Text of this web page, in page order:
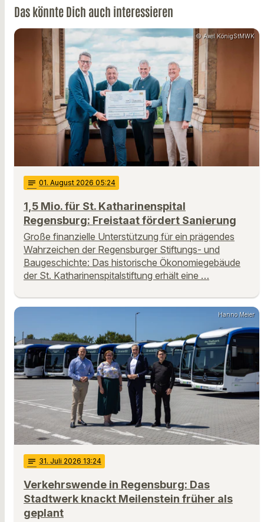
Das könnte Dich auch interessieren
© Axel KönigStMWK
notes 01. August 2026 05:24
1,5 Mio. für St. Katharinenspital
Regensburg: Freistaat fördert Sanierung
Große finanzielle Unterstützung für ein prägendes
Wahrzeichen der Regensburger Stiftungs- und
Baugeschichte: Das historische Ökonomiegebäude
der St. Katharinenspitalstiftung erhält eine …
Hanno Meier
notes 31. Juli 2026 13:24
Verkehrswende in Regensburg: Das
Stadtwerk knackt Meilenstein früher als
geplant